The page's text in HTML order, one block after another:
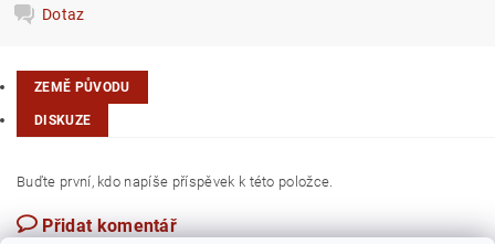
Dotaz
ZEMĚ PŮVODU
DISKUZE
Buďte první, kdo napíše příspěvek k této položce.
Přidat komentář